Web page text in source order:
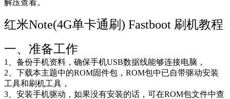
解压查看。
红米Note(4G单卡通刷) Fastboot 刷机教程
一、准备工作
1、备份手机资料，确保手机USB数据线能够连接电脑，
2、下载本主题中的ROM固件包，ROM包中已自带驱动安装
工具和刷机工具，
3、安装手机驱动，如果没有安装的话，可在ROM包文件中查